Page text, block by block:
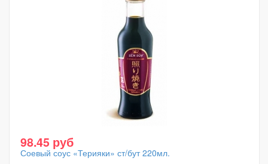
98.45 руб
Соевый соус «Терияки» ст/бут 220мл.